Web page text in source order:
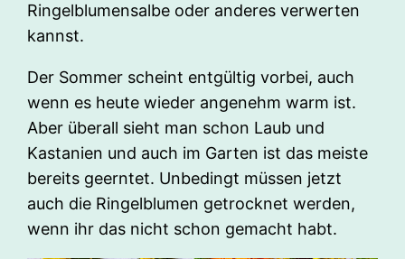
Ringelblumensalbe oder anderes verwerten
kannst.
Der Sommer scheint entgültig vorbei, auch
wenn es heute wieder angenehm warm ist.
Aber überall sieht man schon Laub und
Kastanien und auch im Garten ist das meiste
bereits geerntet. Unbedingt müssen jetzt
auch die Ringelblumen getrocknet werden,
wenn ihr das nicht schon gemacht habt.